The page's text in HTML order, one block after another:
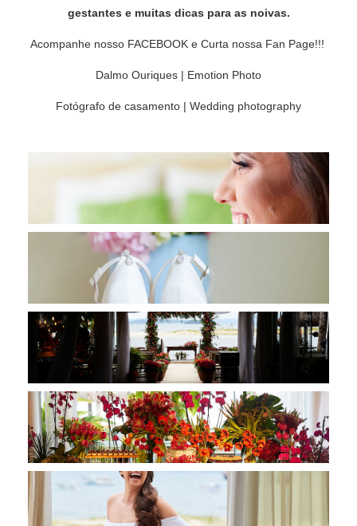
gestantes e muitas dicas para as noivas.
Acompanhe nosso FACEBOOKe Curta nossa Fan Page!!!
Dalmo Ouriques | Emotion Photo
Fotógrafo de casamento | Wedding photography